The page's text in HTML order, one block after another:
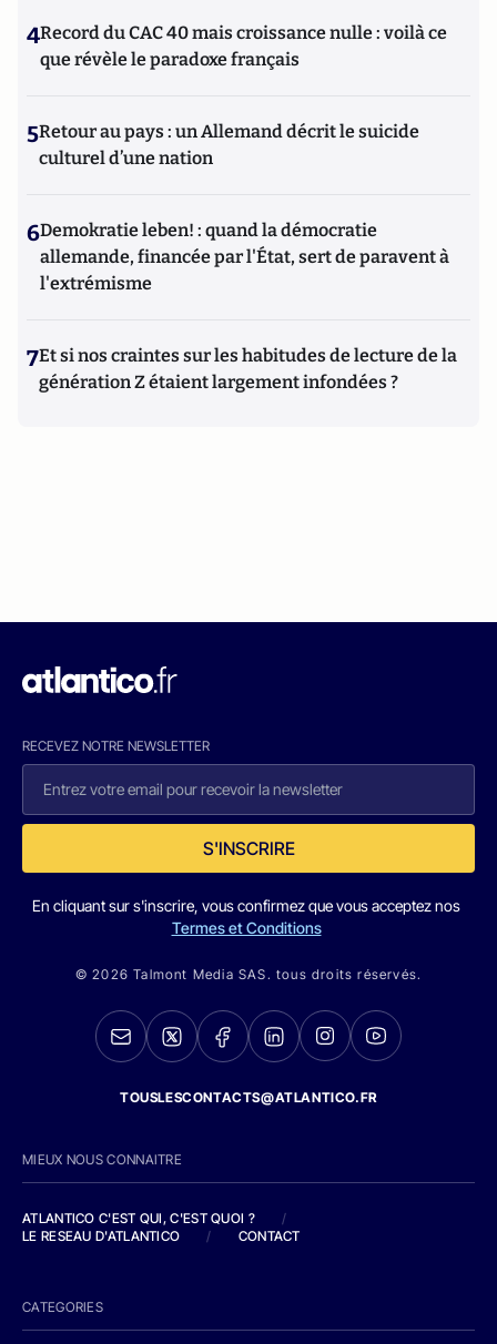
4Record du CAC 40 mais croissance nulle : voilà ce
que révèle le paradoxe français
5Retour au pays : un Allemand décrit le suicide
culturel d’une nation
6Demokratie leben! : quand la démocratie
allemande, financée par l'État, sert de paravent à
l'extrémisme
7Et si nos craintes sur les habitudes de lecture de la
génération Z étaient largement infondées ?
RECEVEZ NOTRE NEWSLETTER
S'INSCRIRE
En cliquant sur s'inscrire, vous confirmez que vous acceptez nos
Termes et Conditions
© 2026 Talmont Media SAS. tous droits réservés.
TOUSLESCONTACTS@ATLANTICO.FR
MIEUX NOUS CONNAITRE
ATLANTICO C'EST QUI, C'EST QUOI ?
/
LE RESEAU D'ATLANTICO
/ CONTACT
CATEGORIES